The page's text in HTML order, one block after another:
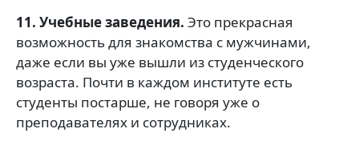
11. Учебные заведения. Это прекрасная
возможность для знакомства с мужчинами,
даже если вы уже вышли из студенческого
возраста. Почти в каждом институте есть
студенты постарше, не говоря уже о
преподавателях и сотрудниках.